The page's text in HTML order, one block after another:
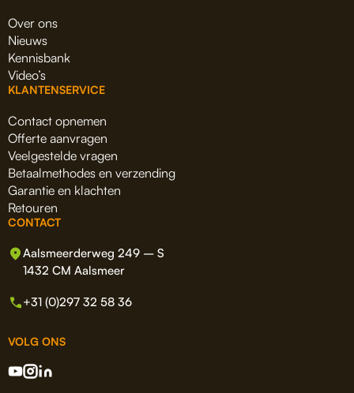
Over ons
Nieuws
Kennisbank
Video’s
KLANTENSERVICE
Contact opnemen
Offerte aanvragen
Veelgestelde vragen
Betaalmethodes en verzending
Garantie en klachten
Retouren
CONTACT
Aalsmeerderweg 249 – S
1432 CM Aalsmeer
+31 (0)297 32 58 36
VOLG ONS